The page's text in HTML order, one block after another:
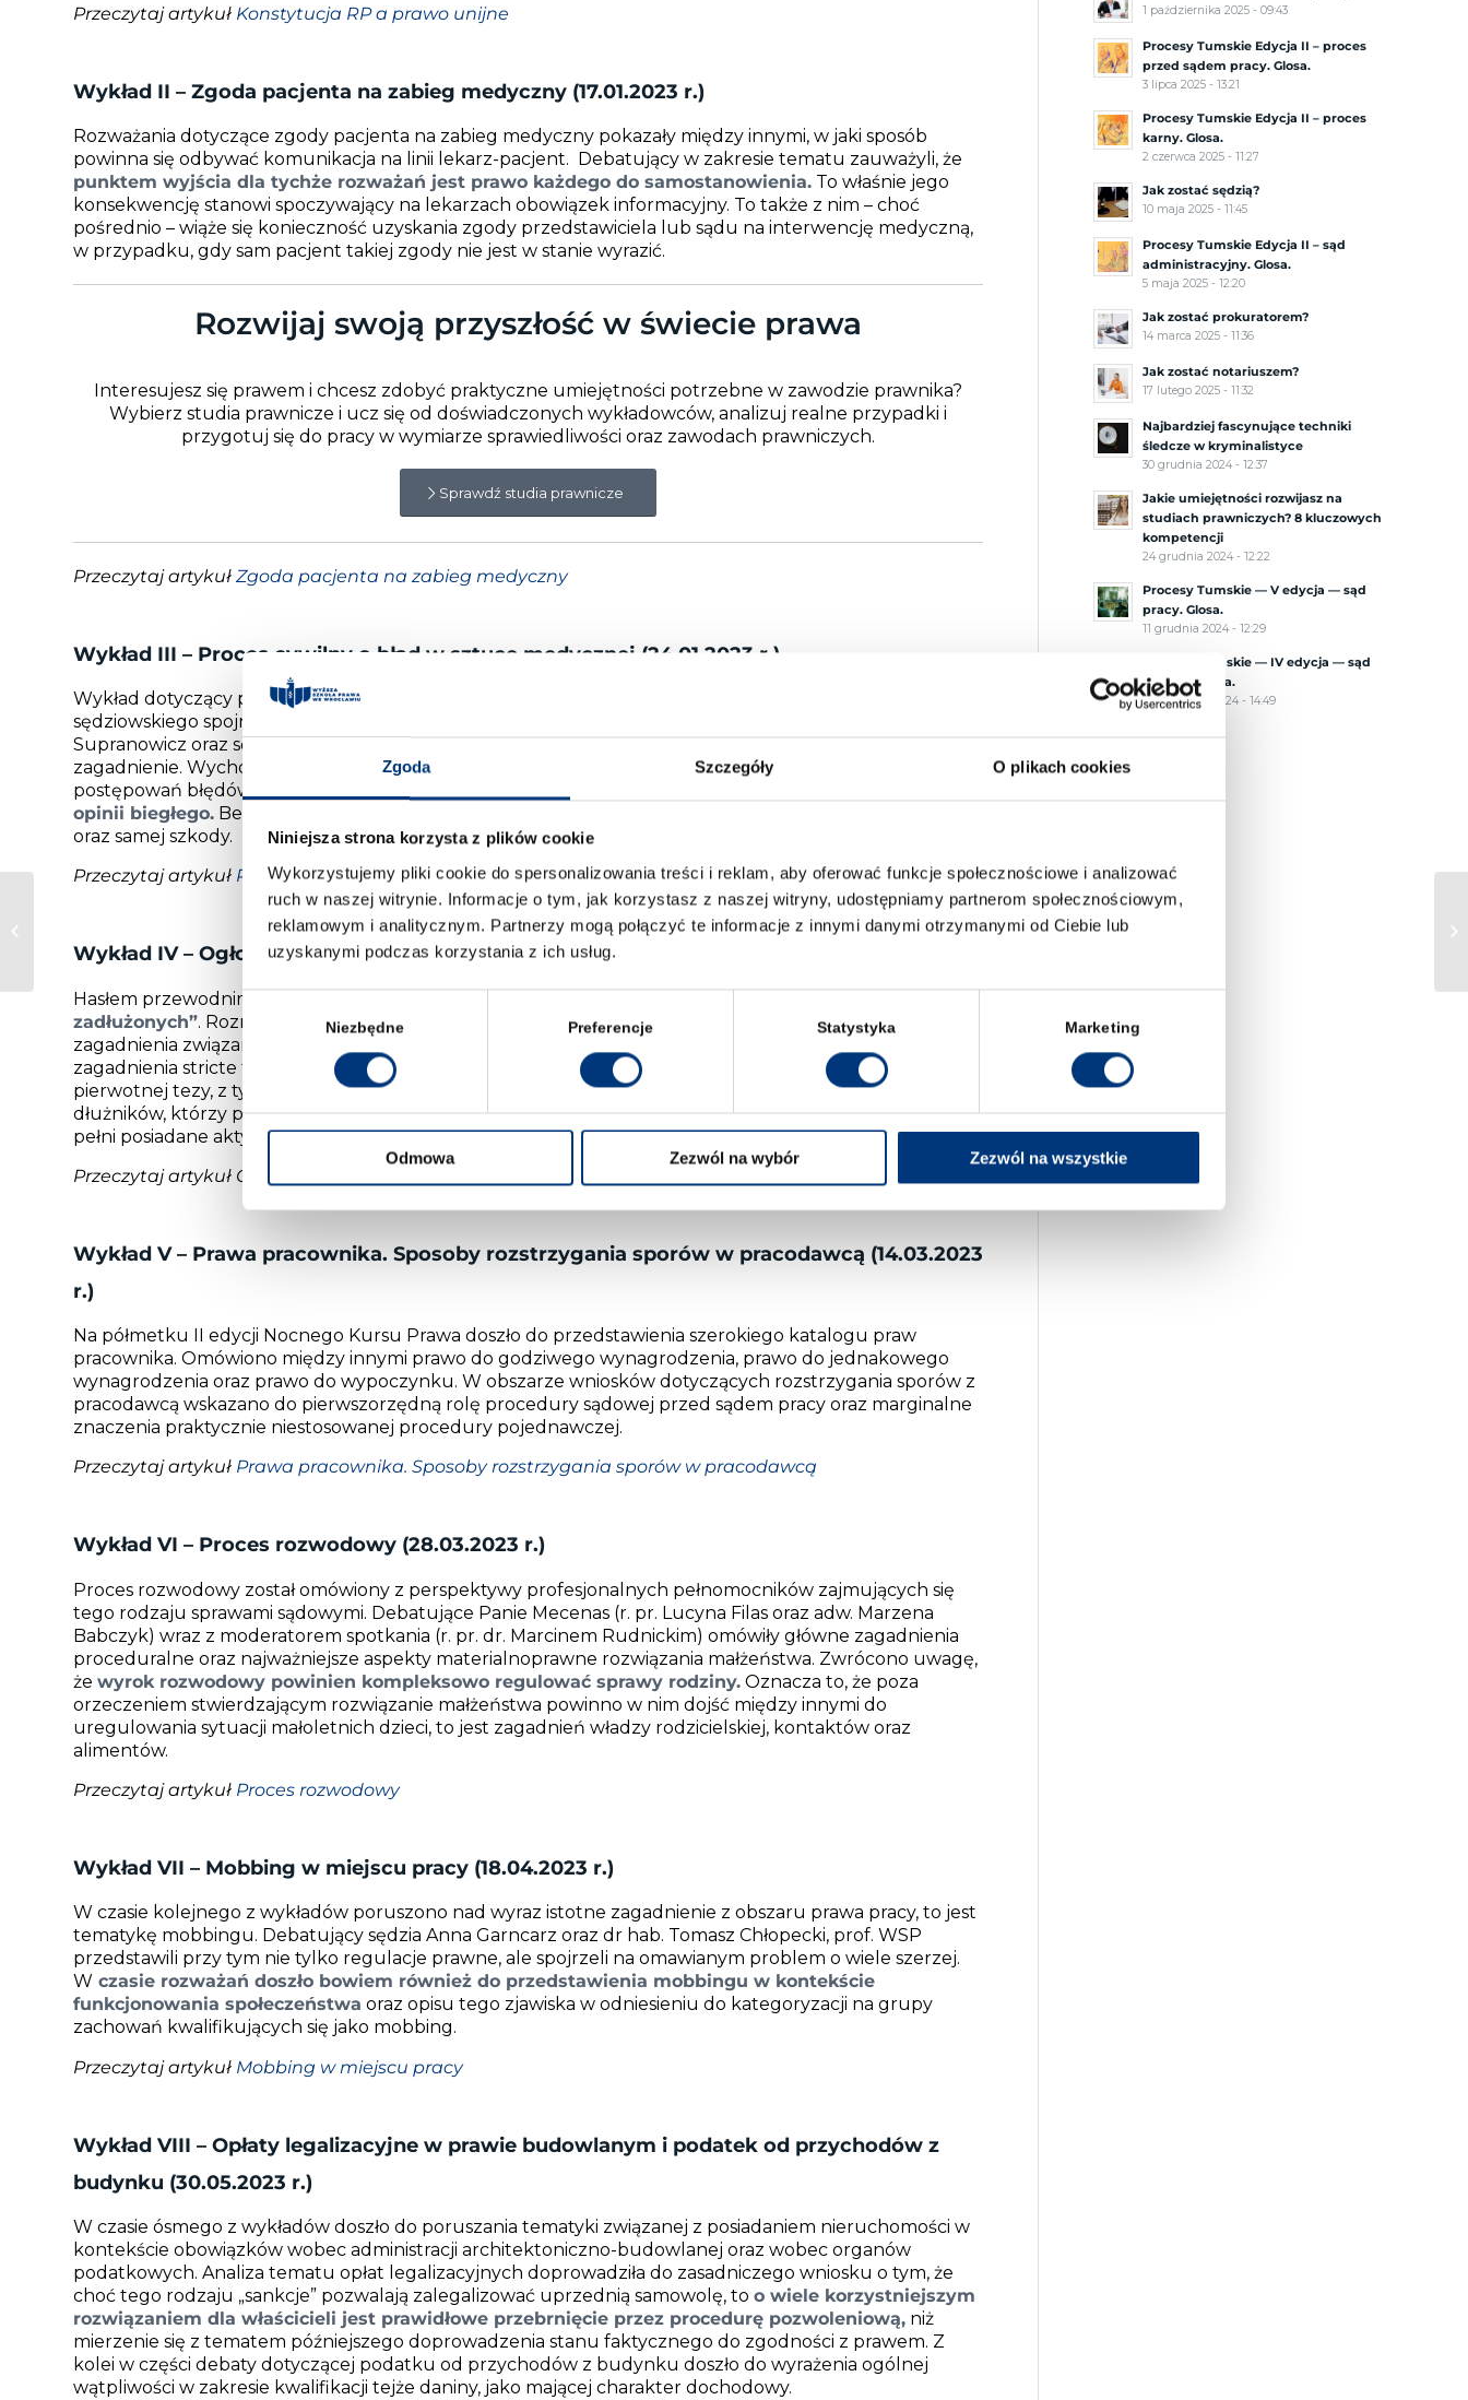
Zgoda Szczegóły O plikach cookies
Niniejsza strona korzysta z plików cookie
Wykorzystujemy pliki cookie do spersonalizowania treści i reklam, aby oferować funkcje społecznościowe i analizować
ruch w naszej witrynie. Informacje o tym, jak korzystasz z naszej witryny, udostępniamy partnerom społecznościowym,
reklamowym i analitycznym. Partnerzy mogą połączyć te informacje z innymi danymi otrzymanymi od Ciebie lub
uzyskanymi podczas korzystania z ich usług.
Wybór
zgody
Niezbędne Preferencje Statystyka Marketing
Odmowa Zezwól na wybór Zezwól na wszystkie
Przeczytaj artykuł Konstytucja RP a prawo unijne
Wykład II – Zgoda pacjenta na zabieg medyczny (17.01.2023 r.)
Rozważania dotyczące zgody pacjenta na zabieg medyczny pokazały między innymi, w jaki sposób
powinna się odbywać komunikacja na linii lekarz-pacjent. Debatujący w zakresie tematu zauważyli, że
punktem wyjścia dla tychże rozważań jest prawo każdego do samostanowienia. To właśnie jego
konsekwencję stanowi spoczywający na lekarzach obowiązek informacyjny. To także z nim – choć
pośrednio – wiąże się konieczność uzyskania zgody przedstawiciela lub sądu na interwencję medyczną,
w przypadku, gdy sam pacjent takiej zgody nie jest w stanie wyrazić.
Rozwijaj swoją przyszłość w świecie prawa
Interesujesz się prawem i chcesz zdobyć praktyczne umiejętności potrzebne w zawodzie prawnika?
Wybierz studia prawnicze i ucz się od doświadczonych wykładowców, analizuj realne przypadki i
przygotuj się do pracy w wymiarze sprawiedliwości oraz zawodach prawniczych.
Sprawdź studia prawnicze
Przeczytaj artykuł Zgoda pacjenta na zabieg medyczny
Wykład III – Proces cywilny o błąd w sztuce medycznej (24.01.2023 r.)
Wykład dotyczący procesu cywilnego o błąd w sztuce medycznej dał możliwość ukazania
sędziowskiego spojrzenia na omawiane zagadnienie. Zaproszone do debaty specjalistki – sędzia dr Anna
Supranowicz oraz sędzia dr Anna Tęcza-Paciorek w niezwykle ciekawy sposób przedstawiły omawiane
zagadnienie. Wychodząc od tematyki rodzajów błędów medycznych opisany został przebieg samych
postępowań błędów tych dotyczących. W tym zaś zakresie
opinii biegłego. Bez wiedzy specjalistycznej niemożliwa staje się bowiem prawidłowa ocena zdarzenia
oraz samej szkody.
Przeczytaj artykuł Proces cywilny o błąd w sztuce medycznej
Wykład IV – Ogłoszenie upadłości konsumenckiej (20.02.2023 r.)
Hasłem przewodnim rozmowy dotyczącej upadłości konsumenckiej stał się
zadłużonych”. Rozmówcy – r. pr. Monika Wojcieszek oraz r. pr. Stefan Zimny w jasny sposób przedstawili
zagadnienia związane z pierwszym etapem tejże procedury, to jest z ogłoszeniem upadłości. Omówione
zagadnienia stricte formalne oraz dotyczące samego przebiegu procesu pozwoliły przy tym na poparcie
pierwotnej tezy, z tym jednak zastrzeżeniem, że nowy start będzie dostępny tylko dla tych spośród
dłużników, którzy poczynią odpowiednie starania, w tym ujawnią swoją największą tajemnicę – opiszą w
pełni posiadane aktywa.
Przeczytaj artykuł O
Wykład V – Prawa pracownika. Sposoby rozstrzygania sporów w pracodawcą (14.03.2023
r.)
Na półmetku II edycji Nocnego Kursu Prawa doszło do przedstawienia szerokiego katalogu praw
pracownika. Omówiono między innymi prawo do godziwego wynagrodzenia, prawo do jednakowego
wynagrodzenia oraz prawo do wypoczynku. W obszarze wniosków dotyczących rozstrzygania sporów z
pracodawcą wskazano do pierwszorzędną rolę procedury sądowej przed sądem pracy oraz marginalne
znaczenia praktycznie niestosowanej procedury pojednawczej.
Przeczytaj artykuł Prawa pracownika. Sposoby rozstrzygania sporów w pracodawcą
Wykład VI – Proces rozwodowy (28.03.2023 r.)
Proces rozwodowy został omówiony z perspektywy profesjonalnych pełnomocników zajmujących się
tego rodzaju sprawami sądowymi. Debatujące Panie Mecenas (r. pr. Lucyna Filas oraz adw. Marzena
Babczyk) wraz z moderatorem spotkania (r. pr. dr. Marcinem Rudnickim) omówiły główne zagadnienia
proceduralne oraz najważniejsze aspekty materialnoprawne rozwiązania małżeństwa. Zwrócono uwagę,
że wyrok rozwodowy powinien kompleksowo regulować sprawy rodziny. Oznacza to, że poza
orzeczeniem stwierdzającym rozwiązanie małżeństwa powinno w nim dojść między innymi do
uregulowania sytuacji małoletnich dzieci, to jest zagadnień władzy rodzicielskiej, kontaktów oraz
alimentów.
Przeczytaj artykuł Proces rozwodowy
Wykład VII – Mobbing w miejscu pracy (18.04.2023 r.)
W czasie kolejnego z wykładów poruszono nad wyraz istotne zagadnienie z obszaru prawa pracy, to jest
tematykę mobbingu. Debatujący sędzia Anna Garncarz oraz dr hab. Tomasz Chłopecki, prof. WSP
przedstawili przy tym nie tylko regulacje prawne, ale spojrzeli na omawianym problem o wiele szerzej.
W czasie rozważań doszło bowiem również do przedstawienia mobbingu w kontekście
funkcjonowania społeczeństwa oraz opisu tego zjawiska w odniesieniu do kategoryzacji na grupy
zachowań kwalifikujących się jako mobbing.
Przeczytaj artykuł Mobbing w miejscu pracy
Wykład VIII – Opłaty legalizacyjne w prawie budowlanym i podatek od przychodów z
budynku (30.05.2023 r.)
W czasie ósmego z wykładów doszło do poruszania tematyki związanej z posiadaniem nieruchomości w
kontekście obowiązków wobec administracji architektoniczno-budowlanej oraz wobec organów
podatkowych. Analiza tematu opłat legalizacyjnych doprowadziła do zasadniczego wniosku o tym, że
choć tego rodzaju „sankcje” pozwalają zalegalizować uprzednią samowolę, to o wiele korzystniejszym
rozwiązaniem dla właścicieli jest prawidłowe przebrnięcie przez procedurę pozwoleniową, niż
mierzenie się z tematem późniejszego doprowadzenia stanu faktycznego do zgodności z prawem. Z
kolei w części debaty dotyczącej podatku od przychodów z budynku doszło do wyrażenia ogólnej
wątpliwości w zakresie kwalifikacji tejże daniny, jako mającej charakter dochodowy.
1 października 2025 - 09:43
Procesy Tumskie Edycja II – proces
przed sądem pracy. Glosa.
3 lipca 2025 - 13:21
Procesy Tumskie Edycja II – proces
karny. Glosa.
2 czerwca 2025 - 11:27
Jak zostać sędzią?
10 maja 2025 - 11:45
Procesy Tumskie Edycja II – sąd
administracyjny. Glosa.
5 maja 2025 - 12:20
Jak zostać prokuratorem?
14 marca 2025 - 11:36
Jak zostać notariuszem?
17 lutego 2025 - 11:32
Najbardziej fascynujące techniki
śledcze w kryminalistyce
30 grudnia 2024 - 12:37
Jakie umiejętności rozwijasz na
studiach prawniczych? 8 kluczowych
kompetencji
24 grudnia 2024 - 12:22
Procesy Tumskie — V edycja — sąd
pracy. Glosa.
11 grudnia 2024 - 12:29
Procesy Tumskie — IV edycja — sąd
cywilny. Glosa.
27 listopada 2024 - 14:49
procesie karnym